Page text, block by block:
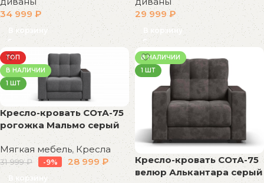
34 999₽
В корзину
29 999₽
В корзину
ТОП
В НАЛИЧИИ
1 ШТ
Кресло-кровать СОтА-75
рогожка Мальмо серый
Мягкая мебель, Кресла
31 999₽ -9% 28 999₽
В корзину
В НАЛИЧИИ
1 ШТ
Кресло-кровать СОтА-75
велюр Алькантара серый